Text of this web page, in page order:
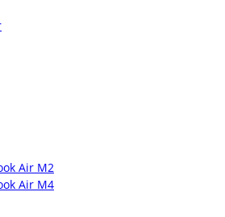
Air M2
Air M4